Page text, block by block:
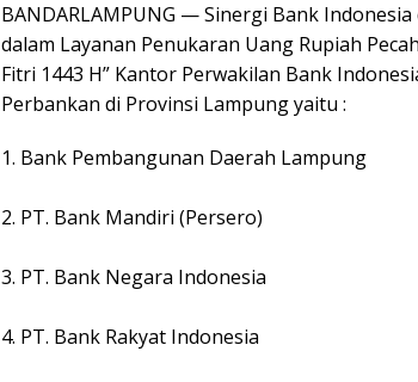
BANDARLAMPUNG — Sinergi Bank
dalam Layanan Penukaran Uang Rupiah
Fitri 1443 H” Kantor Perwakilan Bank
Perbankan di Provinsi Lampung yaitu :
1. Bank Pembangunan Daerah Lampung
2. PT. Bank Mandiri (Persero)
3. PT. Bank Negara Indonesia
4. PT. Bank Rakyat Indonesia